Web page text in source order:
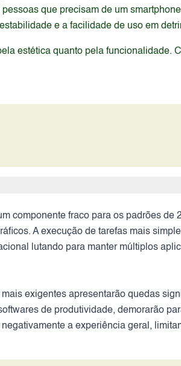
que precisam de um
e a facilidade de uso em
estética quanto pela funcionalidade.
componente fraco para os padrões de
A execução de tarefas mais
lutando para manter múltiplos
exigentes apresentarão quedas
de produtividade, demorarão
a experiência geral,